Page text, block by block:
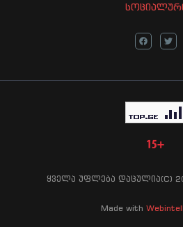
ყველა უფლება დაცულია(C)
Made with